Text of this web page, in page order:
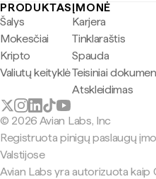
PRODUKTAS
Šalys
Mokesčiai
Kripto
Valiutų keityklė
ĮMONĖ
Karjera
Tinklaraštis
Spauda
Teisiniai
Atskleidimas
© 2026 Avian Labs, Inc
Registruota pinigų paslaugų
Valstijose
Avian Labs yra autorizuota kaip